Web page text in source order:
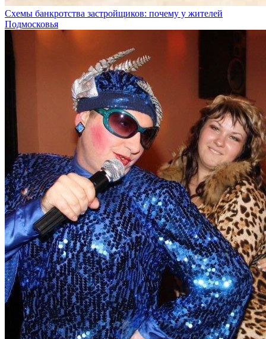
Схемы банкротства застройщиков: почему у жителей
Подмосковья